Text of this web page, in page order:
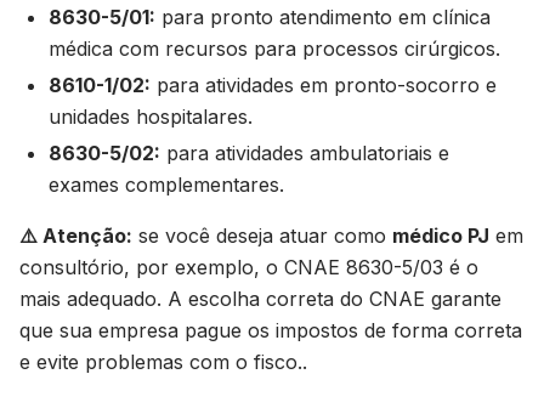
8630-5/01: para pronto atendimento em clínica
médica com recursos para processos cirúrgicos.
8610-1/02: para atividades em pronto-socorro e
unidades hospitalares.
8630-5/02: para atividades ambulatoriais e
exames complementares.
⚠️ Atenção: se você deseja atuar como médico PJ em
consultório, por exemplo, o CNAE 8630-5/03 é o
mais adequado. A escolha correta do CNAE garante
que sua empresa pague os impostos de forma correta
e evite problemas com o fisco..